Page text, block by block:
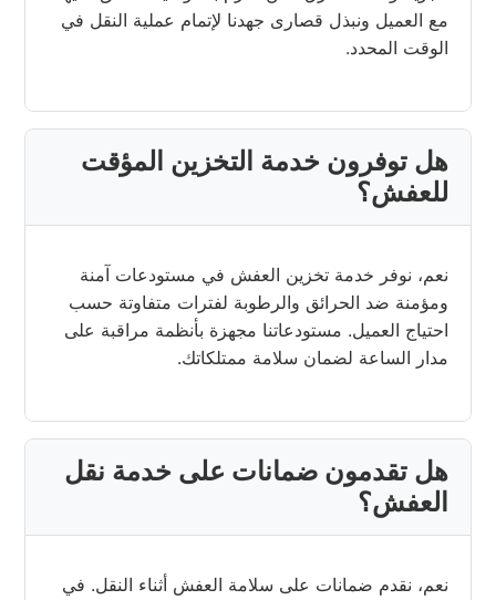
مع العميل ونبذل قصارى جهدنا لإتمام عملية النقل في
الوقت المحدد.
هل توفرون خدمة التخزين المؤقت
للعفش؟
نعم، نوفر خدمة تخزين العفش في مستودعات آمنة
ومؤمنة ضد الحرائق والرطوبة لفترات متفاوتة حسب
احتياج العميل. مستودعاتنا مجهزة بأنظمة مراقبة على
مدار الساعة لضمان سلامة ممتلكاتك.
هل تقدمون ضمانات على خدمة نقل
العفش؟
نعم، نقدم ضمانات على سلامة العفش أثناء النقل. في